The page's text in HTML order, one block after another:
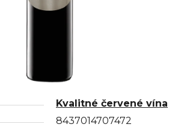
Kvalitné červené vína
8437014707472